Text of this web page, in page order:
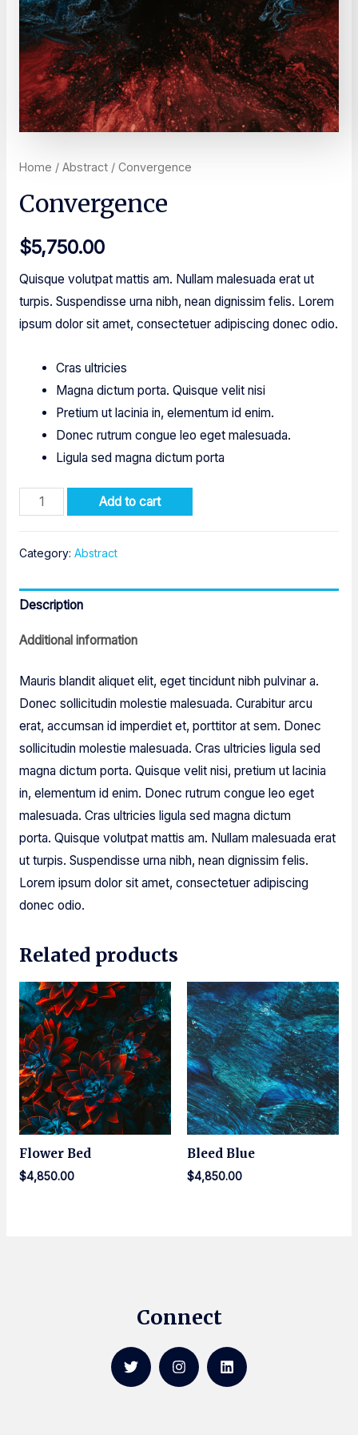
Home / Abstract/ Convergence
Convergence
$5,750.00
Quisque volutpat mattis am. Nullam malesuada erat ut
turpis. Suspendisse urna nibh, nean dignissim felis. Lorem
ipsum dolor sit amet, consectetuer adipiscing donec odio.
Cras ultricies
Magna dictum porta. Quisque velit nisi
Pretium ut lacinia in, elementum id enim.
Donec rutrum congue leo eget malesuada.
Ligula sed magna dictum porta
Convergence
quantity
Add to cart
Category: Abstract
Description
Additional information
Mauris blandit aliquet elit, eget tincidunt nibh pulvinar a.
Donec sollicitudin molestie malesuada. Curabitur arcu
erat, accumsan id imperdiet et, porttitor at sem. Donec
sollicitudin molestie malesuada. Cras ultricies ligula sed
magna dictum porta. Quisque velit nisi, pretium ut lacinia
in, elementum id enim. Donec rutrum congue leo eget
malesuada. Cras ultricies ligula sed magna dictum
porta. Quisque volutpat mattis am. Nullam malesuada erat
ut turpis. Suspendisse urna nibh, nean dignissim felis.
Lorem ipsum dolor sit amet, consectetuer adipiscing
donec odio.
Related products
Flower Bed
$4,850.00
Bleed Blue
$4,850.00
Connect